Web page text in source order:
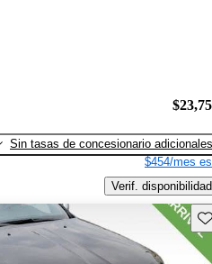
Sin tasas de concesionario adicionales
$454/mes
Verif. disponibilidad